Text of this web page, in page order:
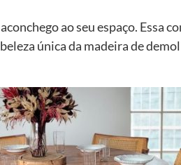
ao seu espaço. Essa
única da madeira de